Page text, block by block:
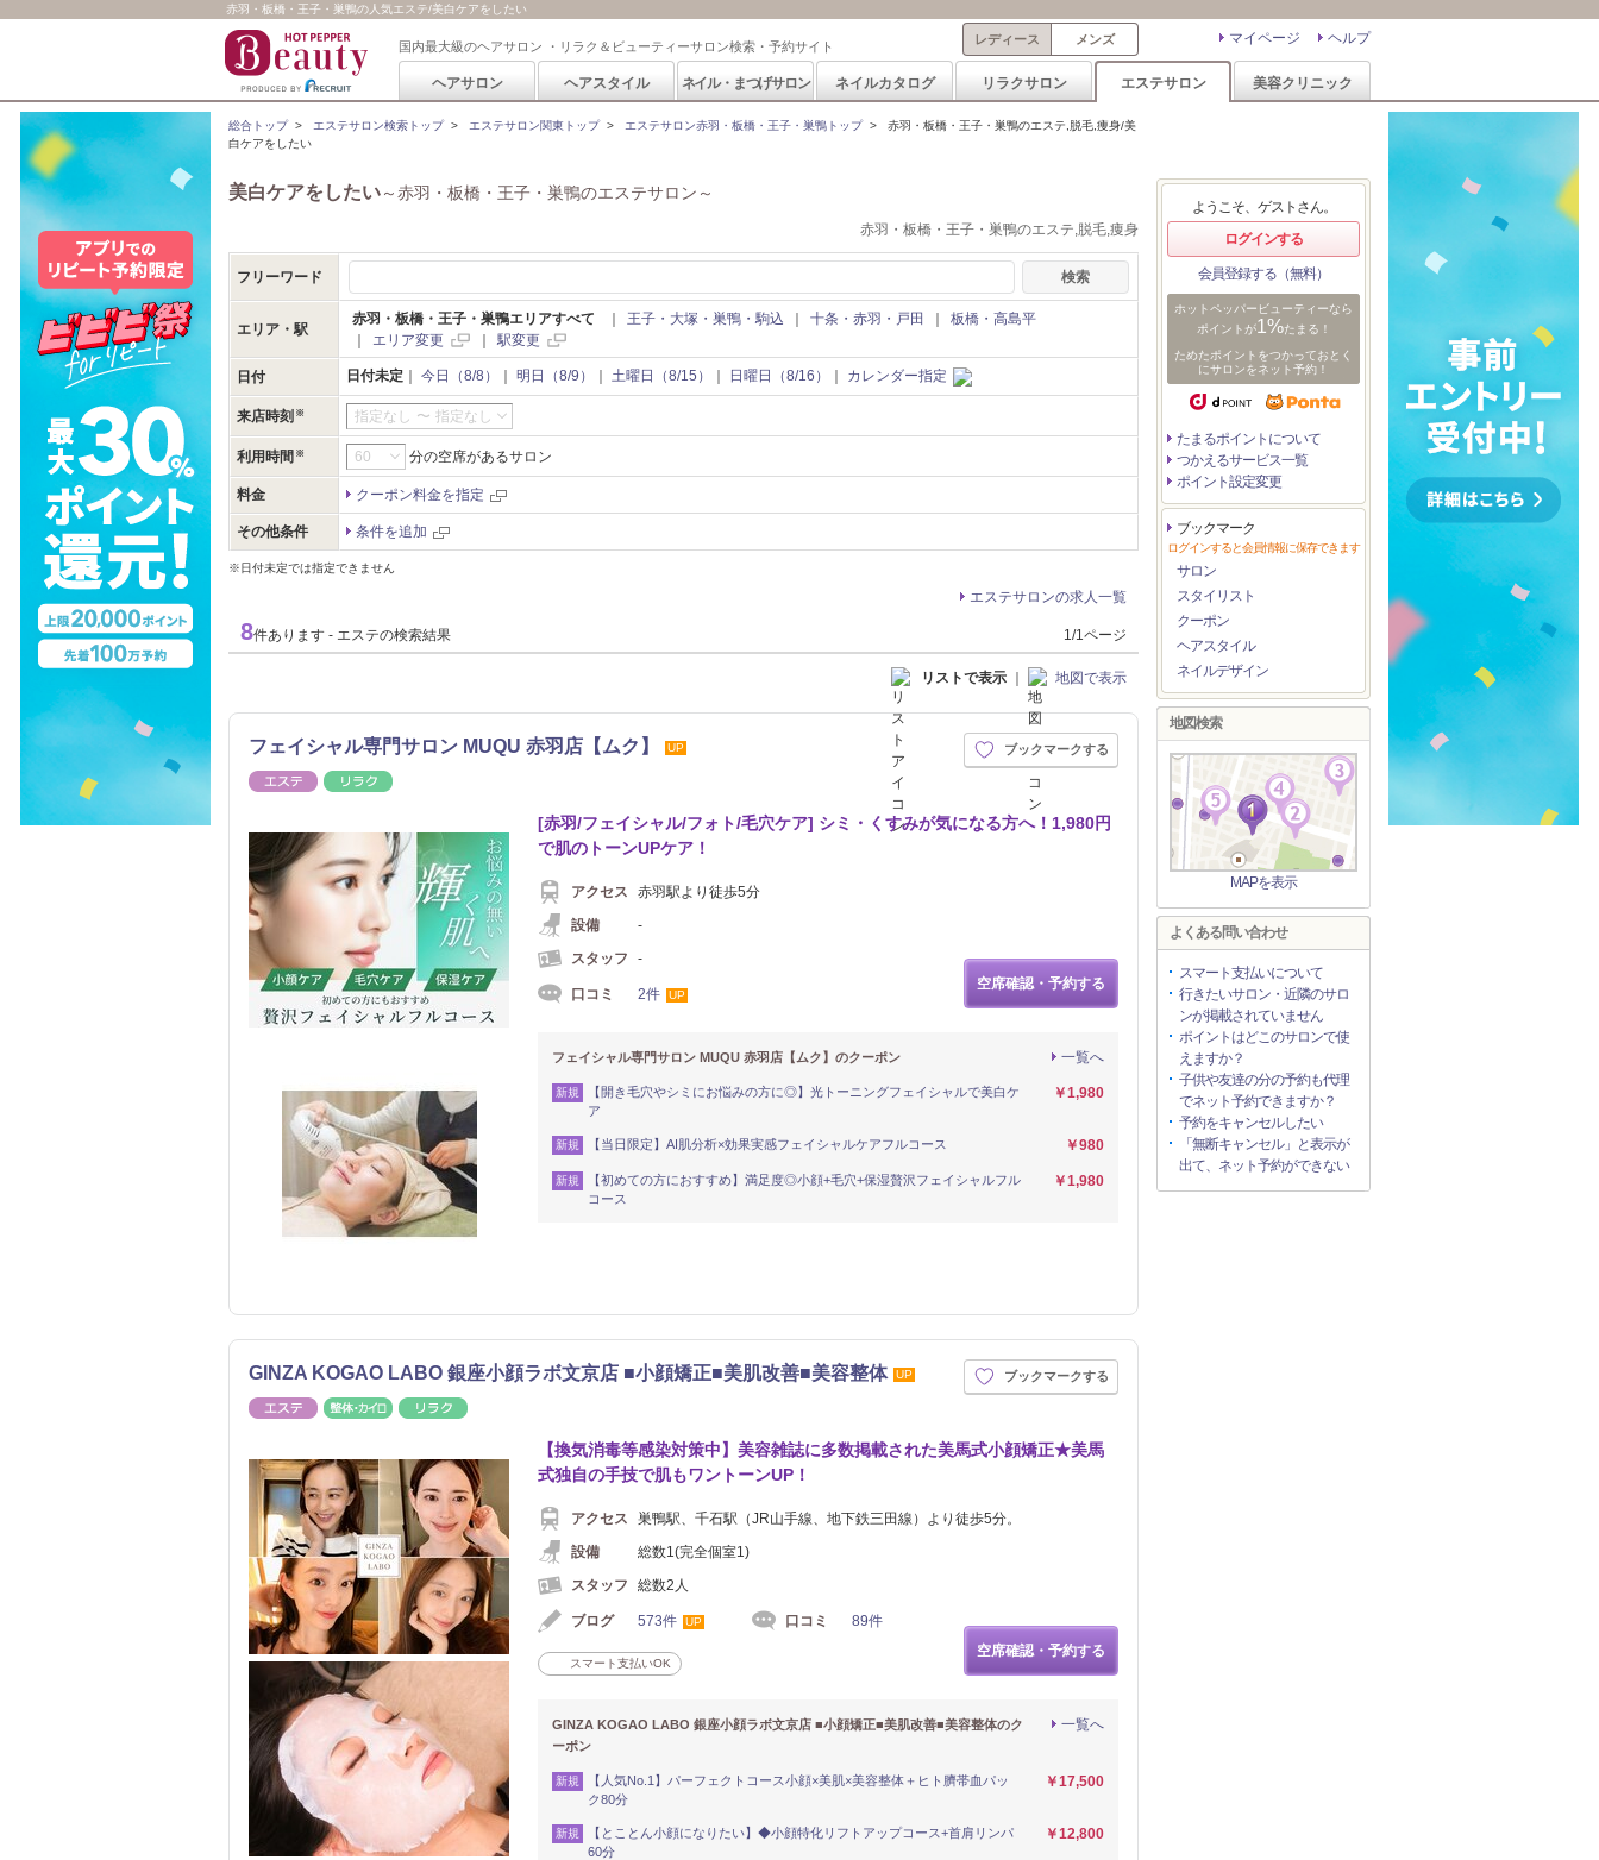
赤羽・板橋・王子・巣鴨の人気エステ/美白ケアをしたい
国内最大級のヘアサロン ・リラク＆ビューティーサロン検索・予約サイト ヘルプ
マイページ
レディース メンズ
ヘアサロン ヘアスタイル ネイル・まつげサロン ネイルカタログ リラクサロン エステサロン 美容クリニック
総合トップ> エステサロン検索トップ> エステサロン関東トップ> エステサロン赤羽・板橋・王子・巣鴨トップ> 赤羽・板橋・王子・巣鴨のエステ,脱毛,痩身/美
白ケアをしたい
美白ケアをしたい～赤羽・板橋・王子・巣鴨のエステサロン～
赤羽・板橋・王子・巣鴨のエステ,脱毛,痩身
フリーワード
エリア・駅
赤羽・板橋・王子・巣鴨エリアすべて 王子・大塚・巣鴨・駒込 十条・赤羽・戸田
板橋・高島平
エリア変更 駅変更
日付 日付未定 今日（8/8） 明日（8/9） 土曜日（8/15） 日曜日（8/16） カレンダー指定
来店時刻 指定なし 〜 指定なし
利用時間 分の空席があるサロン
料金 クーポン料金を指定
その他条件 条件を追加
※日付未定では指定できません
エステサロンの求人一覧
8件あります - エステの検索結果 1/1ページ
リストで表示 ｜ 地図で表示
フェイシャル専門サロン MUQU 赤羽店【ムク】 UP
エステ
ブックマークする
[赤羽/フェイシャル/フォト/毛穴ケア] シミ・くすみが気になる方へ！1,980円
で肌のトーンUPケア！
アクセス
赤羽駅より徒歩5分
設備
-
スタッフ
-
口コミ 2件 UP
空席確認・予約する
一覧へ
フェイシャル専門サロン MUQU 赤羽店【ムク】のクーポン
新規
【開き毛穴やシミにお悩みの方に◎】光トーニングフェイシャルで美白ケ
ア
￥1,980
新規 【当日限定】AI肌分析×効果実感フェイシャルケアフルコース ￥980
新規
【初めての方におすすめ】満足度◎小顔+毛穴+保湿贅沢フェイシャルフル
コース
￥1,980
GINZA KOGAO LABO 銀座小顔ラボ文京店 ■小顔矯正■美肌改善■美容整体 UP
エステ 整体・カイロ
ブックマークする
【換気消毒等感染対策中】美容雑誌に多数掲載された美馬式小顔矯正★美馬
式独自の手技で肌もワントーンUP！
アクセス
巣鴨駅、千石駅（JR山手線、地下鉄三田線）より徒歩5分。
設備
総数1(完全個室1)
スタッフ
総数2人
ブログ 573件 UP 口コミ 89件
スマート支払いOK
空席確認・予約する
一覧へ
GINZA KOGAO LABO 銀座小顔ラボ文京店 ■小顔矯正■美肌改善■美容整体のク
ーポン
新規
【人気No.1】パーフェクトコース小顔×美肌×美容整体＋ヒト臍帯血パッ
ク80分
￥17,500
新規
【とことん小顔になりたい】◆小顔特化リフトアップコース+首肩リンパ
60分
￥12,800
ようこそ、ゲストさん。
ログインする
会員登録する（無料）
ホットペッパービューティーなら
ポイントが1%たまる！
ためたポイントをつかっておとく
にサロンをネット予約！
たまるポイントについて
つかえるサービス一覧
ポイント設定変更
ブックマーク
ログインすると会員情報に保存できます
サロン
スタイリスト
クーポン
ヘアスタイル
ネイルデザイン
地図検索
MAPを表示
よくある問い合わせ
スマート支払いについて
行きたいサロン・近隣のサロ
ンが掲載されていません
ポイントはどこのサロンで使
えますか？
子供や友達の分の予約も代理
でネット予約できますか？
予約をキャンセルしたい
「無断キャンセル」と表示が
出て、ネット予約ができない